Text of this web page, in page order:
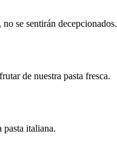
se sentirán decepcionados.
de nuestra pasta fresca.
pasta italiana.